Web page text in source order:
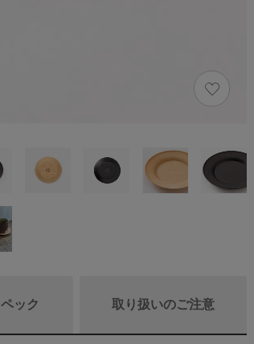
ック 取り扱いのご注意